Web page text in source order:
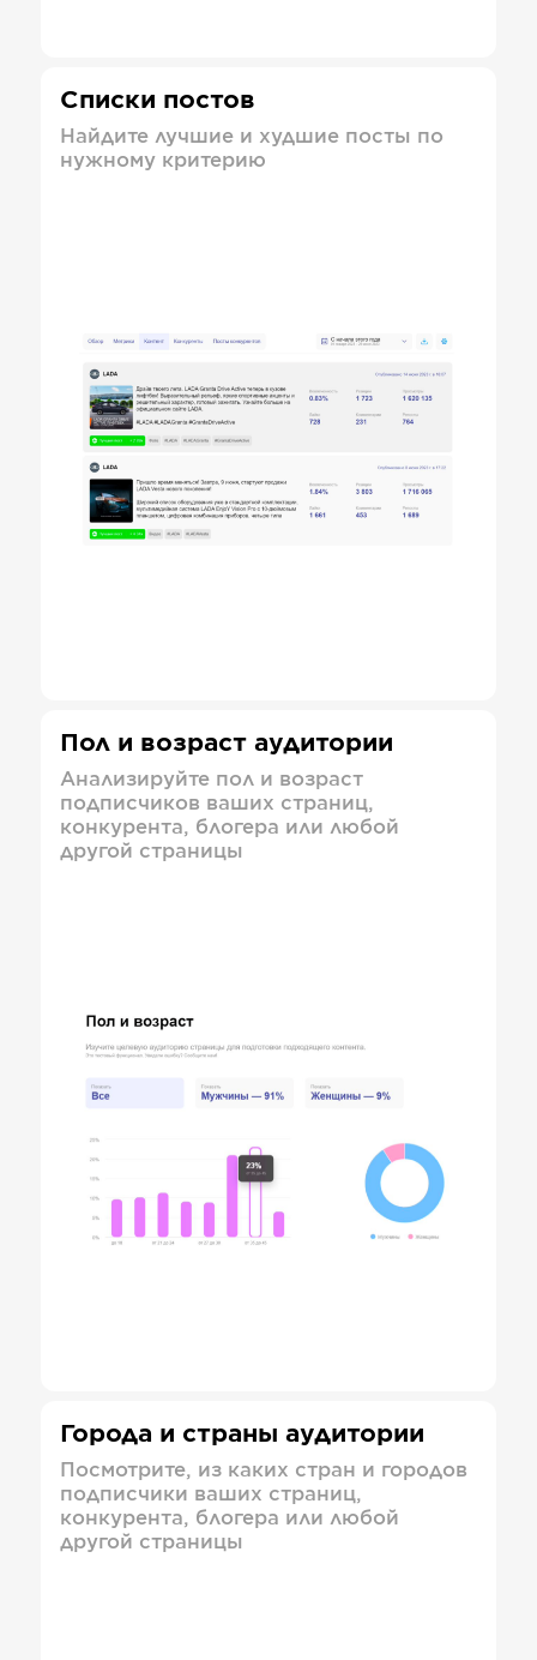
Списки постов
Найдите лучшие и худшие посты по
нужному критерию
Пол и возраст аудитории
Анализируйте пол и возраст
подписчиков ваших страниц,
конкурента, блогера или любой
другой страницы
Города и страны аудитории
Посмотрите, из каких стран и городов
подписчики ваших страниц,
конкурента, блогера или любой
другой страницы